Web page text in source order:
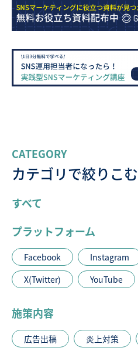
CATEGORY
カテゴリで絞りこむ
すべて
プラットフォーム
Facebook Instagram
X(Twitter)
YouTube
施策内容
広告出稿 炎上対策